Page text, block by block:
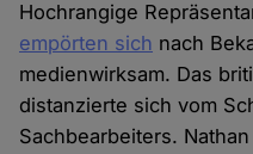
Hochrangige
empörten sich nach
medienwirksam. Das
distanzierte sich vom
Sachbearbeiters.